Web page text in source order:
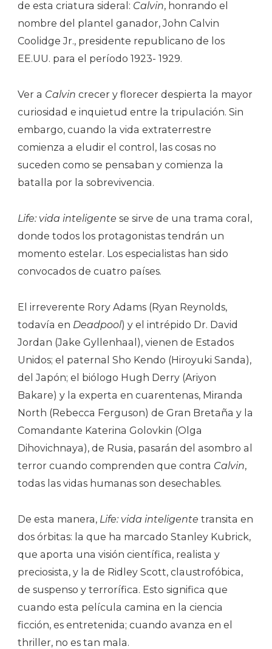
de esta criatura sideral: Calvin, honrando el
nombre del plantel ganador, John Calvin
Coolidge Jr., presidente republicano de los
EE.UU. para el período 1923- 1929.
Ver a Calvin crecer y florecer despierta la mayor
curiosidad e inquietud entre la tripulación. Sin
embargo, cuando la vida extraterrestre
comienza a eludir el control, las cosas no
suceden como se pensaban y comienza la
batalla por la sobrevivencia.
Life: vida inteligente se sirve de una trama coral,
donde todos los protagonistas tendrán un
momento estelar. Los especialistas han sido
convocados de cuatro países.
El irreverente Rory Adams (Ryan Reynolds,
todavía en Deadpool) y el intrépido Dr. David
Jordan (Jake Gyllenhaal), vienen de Estados
Unidos; el paternal Sho Kendo (Hiroyuki Sanda),
del Japón; el biólogo Hugh Derry (Ariyon
Bakare) y la experta en cuarentenas, Miranda
North (Rebecca Ferguson) de Gran Bretaña y la
Comandante Katerina Golovkin (Olga
Dihovichnaya), de Rusia, pasarán del asombro al
terror cuando comprenden que contra Calvin,
todas las vidas humanas son desechables.
De esta manera, Life: vida inteligente transita en
dos órbitas: la que ha marcado Stanley Kubrick,
que aporta una visión científica, realista y
preciosista, y la de Ridley Scott, claustrofóbica,
de suspenso y terrorífica. Esto significa que
cuando esta película camina en la ciencia
ficción, es entretenida; cuando avanza en el
thriller, no es tan mala.